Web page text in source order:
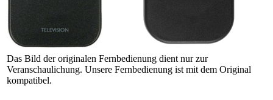
Das Bild der originalen Fernbedienung dient nur zur
Veranschaulichung. Unsere Fernbedienung ist mit dem Original
kompatibel.